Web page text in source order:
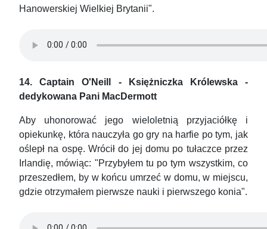
Hanowerskiej Wielkiej Brytanii".
14. Captain O'Neill - Księżniczka Królewska -
dedykowana Pani MacDermott
Aby uhonorować jego wieloletnią przyjaciółkę i
opiekunkę, która nauczyła go gry na harfie po tym, jak
oślepł na ospę. Wrócił do jej domu po tułaczce przez
Irlandię, mówiąc: "Przybyłem tu po tym wszystkim, co
przeszedłem, by w końcu umrzeć w domu, w miejscu,
gdzie otrzymałem pierwsze nauki i pierwszego konia".